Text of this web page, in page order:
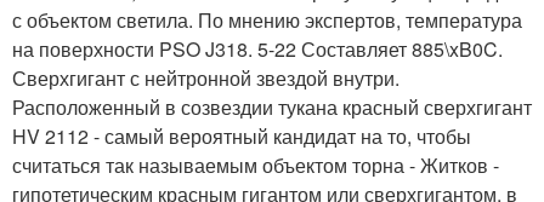
с объектом светила. По мнению экспертов, температура
на поверхности PSO J318. 5-22 Составляет 885\xB0C.
Сверхгигант с нейтронной звездой внутри.
Расположенный в созвездии тукана красный сверхгигант
HV 2112 - самый вероятный кандидат на то, чтобы
считаться так называемым объектом торна - Житков -
гипотетическим красным гигантом или сверхгигантом, в